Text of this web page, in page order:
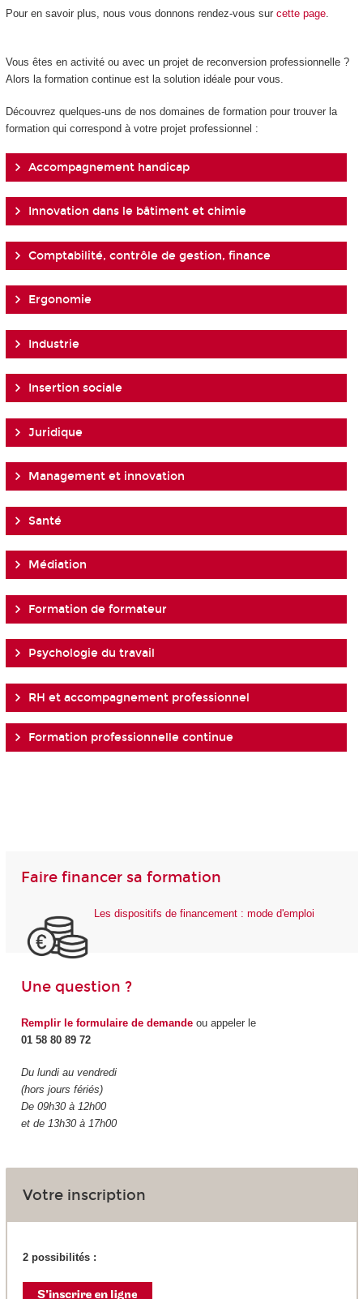
Pour en savoir plus, nous vous donnons rendez-vous sur cette page.
Vous êtes en activité ou avec un projet de reconversion professionnelle ?
Alors la formation continue est la solution idéale pour vous.
Découvrez quelques-uns de nos domaines de formation pour trouver la
formation qui correspond à votre projet professionnel :
Accompagnement handicap
Innovation dans le bâtiment et chimie
Comptabilité, contrôle de gestion, finance
Ergonomie
Industrie
Insertion sociale
Juridique
Management et innovation
Santé
Médiation
Formation de formateur
Psychologie du travail
RH et accompagnement professionnel
Formation professionnelle continue
Faire financer sa formation
Les dispositifs de financement : mode d'emploi
Une question ?
Remplir le formulaire de demandeou appeler le
01 58 80 89 72
Du lundi au vendredi
(hors jours fériés)
De 09h30 à 12h00
et de 13h30 à 17h00
Votre inscription
2 possibilités :